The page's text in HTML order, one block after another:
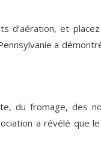
d’aération, et
a
du fromage, des
a révélé